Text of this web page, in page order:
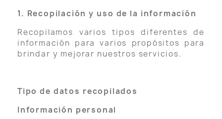
1. Recopilación y uso de la información
Recopilamos varios tipos diferentes de
información para varios propósitos para
brindar y mejorar nuestros servicios.
Tipo de datos recopilados
Información personal